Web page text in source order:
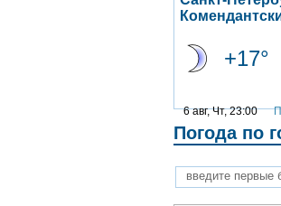
+17°
6 авг, Чт, 23:00
Погода по